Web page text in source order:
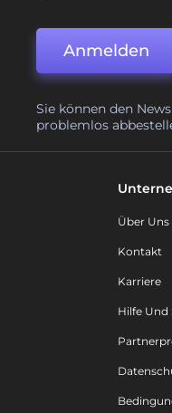
Anmelden
Sie können den
problemlos
Über Uns
Kontakt
Karriere
Hilfe Und